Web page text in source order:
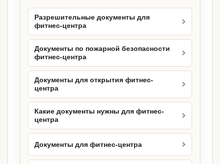
Разрешительные документы для
фитнес-центра
Документы по пожарной безопасности
фитнес-центра
Документы для открытия фитнес-
центра
Какие документы нужны для фитнес-
центра
Документы для фитнес-центра